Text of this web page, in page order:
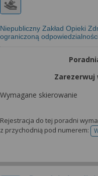
Niepubliczny Zakład Opieki
ograniczoną
Wymagane skierowanie
Rejestracja do tej poradni
z przychodnią pod numerem: